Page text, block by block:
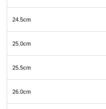
24.5cm
25.0cm
25.5cm
26.0cm